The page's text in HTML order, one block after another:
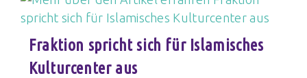
Fraktion spricht sich für Islamisches
Kulturcenter aus